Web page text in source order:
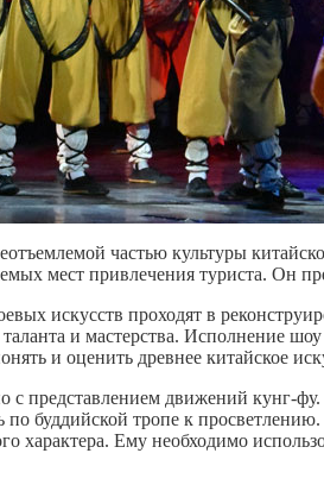
частью культуры
мест привлечения туриста. Он
искусств проходят в
таланта и мастерства.
и оценить древнее китайское
с представлением движений кунг-
буддийской тропе к
характера. Ему необходимо